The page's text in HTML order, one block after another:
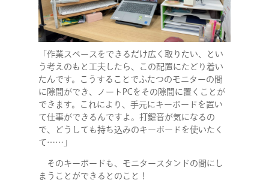
「作業スペースをできるだけ広く取りたい、とい
う考えのもと工夫したら、この配置にたどり着い
たんです。こうすることでふたつのモニターの間
に隙間ができ、ノートPCをその隙間に置くことが
できます。これにより、手元にキーボードを置い
て仕事ができるんですよ。打鍵音が気になるの
で、どうしても持ち込みのキーボードを使いたく
て……」
そのキーボードも、モニタースタンドの間にし
まうことができるとのこと！